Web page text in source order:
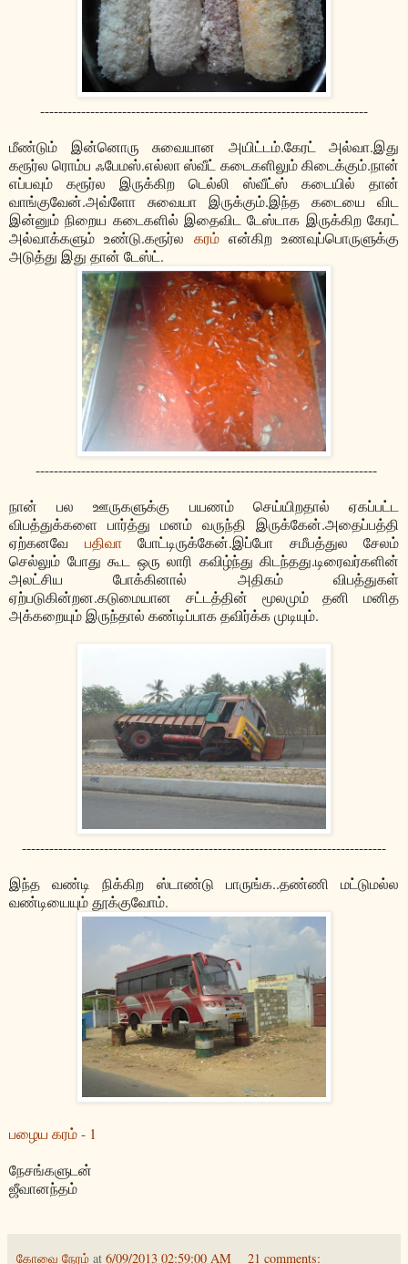
------------------------------------------------------------------------
மீண்டும் இன்னொரு சுவையான அயிட்டம்.கேரட் அல்வா.இது
கரூர்ல ரொம்ப ஃபேமஸ்.எல்லா ஸ்வீட் கடைகளிலும் கிடைக்கும்.நான்
எப்பவும் கரூர்ல இருக்கிற டெல்லி ஸ்வீட்ஸ் கடையில் தான்
வாங்குவேன்.அவ்ளோ சுவையா இருக்கும்.இந்த கடையை விட
இன்னும் நிறைய கடைகளில் இதைவிட டேஸ்டாக இருக்கிற கேரட்
அல்வாக்களும் உண்டு.கரூர்ல கரம்என்கிற உணவுப்பொருளுக்கு
அடுத்து இது தான் டேஸ்ட்.
---------------------------------------------------------------------------
நான் பல ஊருகளுக்கு பயணம் செய்யிறதால் ஏகப்பட்ட
விபத்துக்களை பார்த்து மனம் வருந்தி இருக்கேன்.அதைப்பத்தி
ஏற்கனவே பதிவா போட்டிருக்கேன்.இப்போ சமீபத்துல சேலம்
செல்லும் போது கூட ஒரு லாரி கவிழ்ந்து கிடந்தது.டிரைவர்களின்
அலட்சிய போக்கினால் அதிகம் விபத்துகள்
ஏற்படுகின்றன.கடுமையான சட்டத்தின் மூலமும் தனி மனித
அக்கறையும் இருந்தால் கண்டிப்பாக தவிர்க்க முடியும்.
--------------------------------------------------------------------------------
இந்த வண்டி நிக்கிற ஸ்டாண்டு பாருங்க..தண்ணி மட்டுமல்ல
வண்டியையும் தூக்குவோம்.
பழைய கரம் - 1
நேசங்களுடன்
ஜீவானந்தம்
கோவை நேரம் at 6/09/2013 02:59:00 AM 21 comments: